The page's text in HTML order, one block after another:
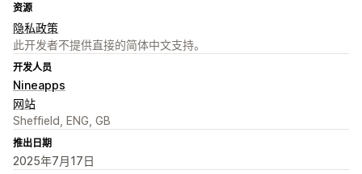
资源
隐私政策
此开发者不提供直接的简体中文支持。
开发人员
Nineapps
网站
Sheffield, ENG, GB
推出日期
2025年7月17日